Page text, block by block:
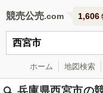
競売公売 1,606
ホーム 地図検索
兵庫県西宮市の